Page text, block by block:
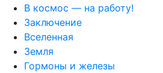
В космос — на работу!
Заключение
Вселенная
Земля
Гормоны и железы